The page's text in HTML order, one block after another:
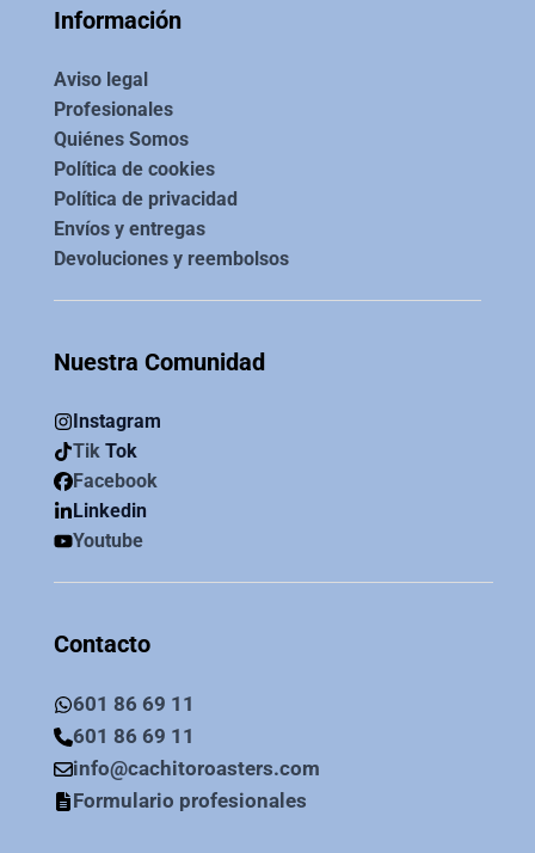
página
de
producto
Información
Aviso legal
Profesionales
Quiénes Somos
Política de cookies
Política de privacidad
Envíos y entregas
Devoluciones y reembolsos
Nuestra Comunidad
Instagram
Tik Tok
Facebook
Linkedin
Youtube
Contacto
601 86 69 11
601 86 69 11
info@cachitoroasters.com
Formulario profesionales